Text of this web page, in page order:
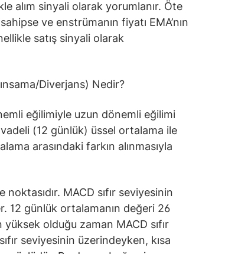
alım sinyali olarak yorumlanır. Öte
ve enstrümanın fiyatı EMA’nın
satış sinyali olarak
Diverjans) Nedir?
eğilimiyle uzun dönemli eğilimi
(12 günlük) üssel ortalama ile
arasındaki farkın alınmasıyla
MACD sıfır seviyesinin
12 günlük ortalamanın değeri 26
olduğu zaman MACD sıfır
seviyesinin üzerindeyken, kısa